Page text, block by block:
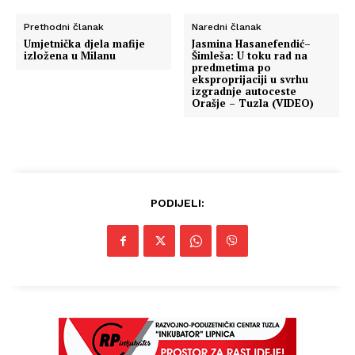
O nama
Prethodni članak
Umjetnička djela mafije
izložena u Milanu
Naredni članak
Jasmina Hasanefendić–
Šimleša: U toku rad na
predmetima po
eksproprijaciji u svrhu
izgradnje autoceste
Orašje – Tuzla (VIDEO)
PODIJELI: